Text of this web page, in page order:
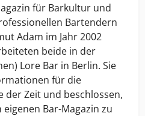
für Barkultur und
Bartendern
Adam im Jahr 2002
beide in der
Lore Bar in Berlin. Sie
für die
der Zeit und beschlossen,
Bar-Magazin zu